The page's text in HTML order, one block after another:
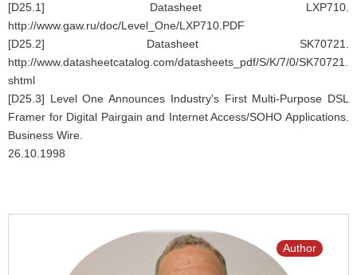
[D25.1] Datasheet LXP710.
http://www.gaw.ru/doc/Level_One/LXP710.PDF
[D25.2] Datasheet SK70721.
http://www.datasheetcatalog.com/datasheets_pdf/S/K/7/0/SK70721.
shtml
[D25.3] Level One Announces Industry's First Multi-Purpose DSL
Framer for Digital Pairgain and Internet Access/SOHO Applications.
Business Wire.
26.10.1998
Author